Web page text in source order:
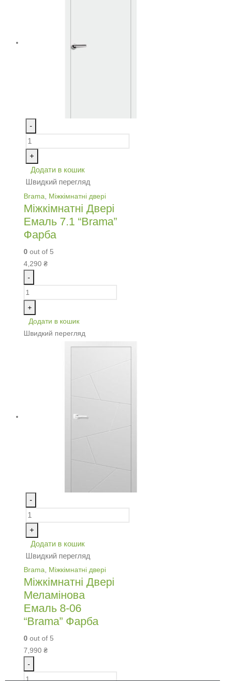
-
+
Додати в кошик
Швидкий перегляд
Brama Міжкімнатні двері
Міжкімнатні Двері
Емаль 7.1 “Brama”
Фарба
0 out of 5
4,290 ₴
-
+
Додати в кошик
Швидкий перегляд
-
+
Додати в кошик
Швидкий перегляд
Brama, Міжкімнатні двері
Міжкімнатні Двері
Меламінова
Емаль 8-06
“Brama” Фарба
0 out of 5
7,990 ₴
-